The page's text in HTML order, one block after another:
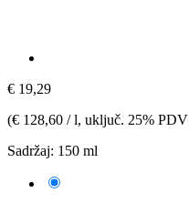
€ 19,29
(€ 128,60 / l, uključ. 25% PDV
Sadržaj: 150 ml